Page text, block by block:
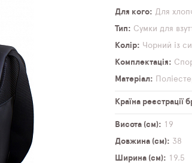
Для кого
Для
Тип
Сумки для
Колір
Чорний із
Комплектація
Матеріал
Країна реєстрації
Висота (см)
19
Довжина (см)
38
Ширина (см)
19,5